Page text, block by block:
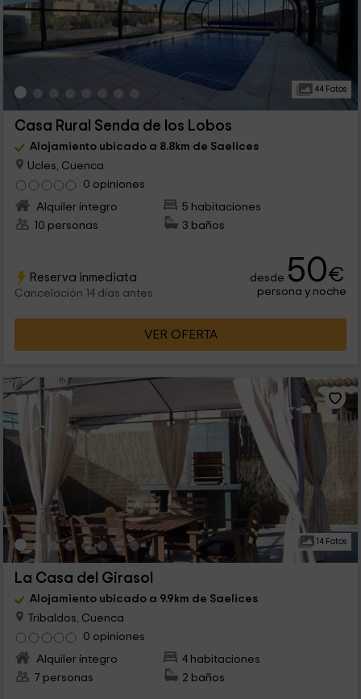
44 Fotos
Casa Rural Senda de los Lobos
Alojamiento ubicado a 8.8km de Saelices
Ucles, Cuenca
0 opiniones
Alquiler íntegro
5 habitaciones
10 personas
3 baños
Reserva inmediata
Cancelación 14 días antes
desde 50€
persona y noche
VER OFERTA
14 Fotos
La Casa del Girasol
Alojamiento ubicado a 9.9km de Saelices
Tribaldos, Cuenca
0 opiniones
Alquiler íntegro
4 habitaciones
7 personas
2 baños